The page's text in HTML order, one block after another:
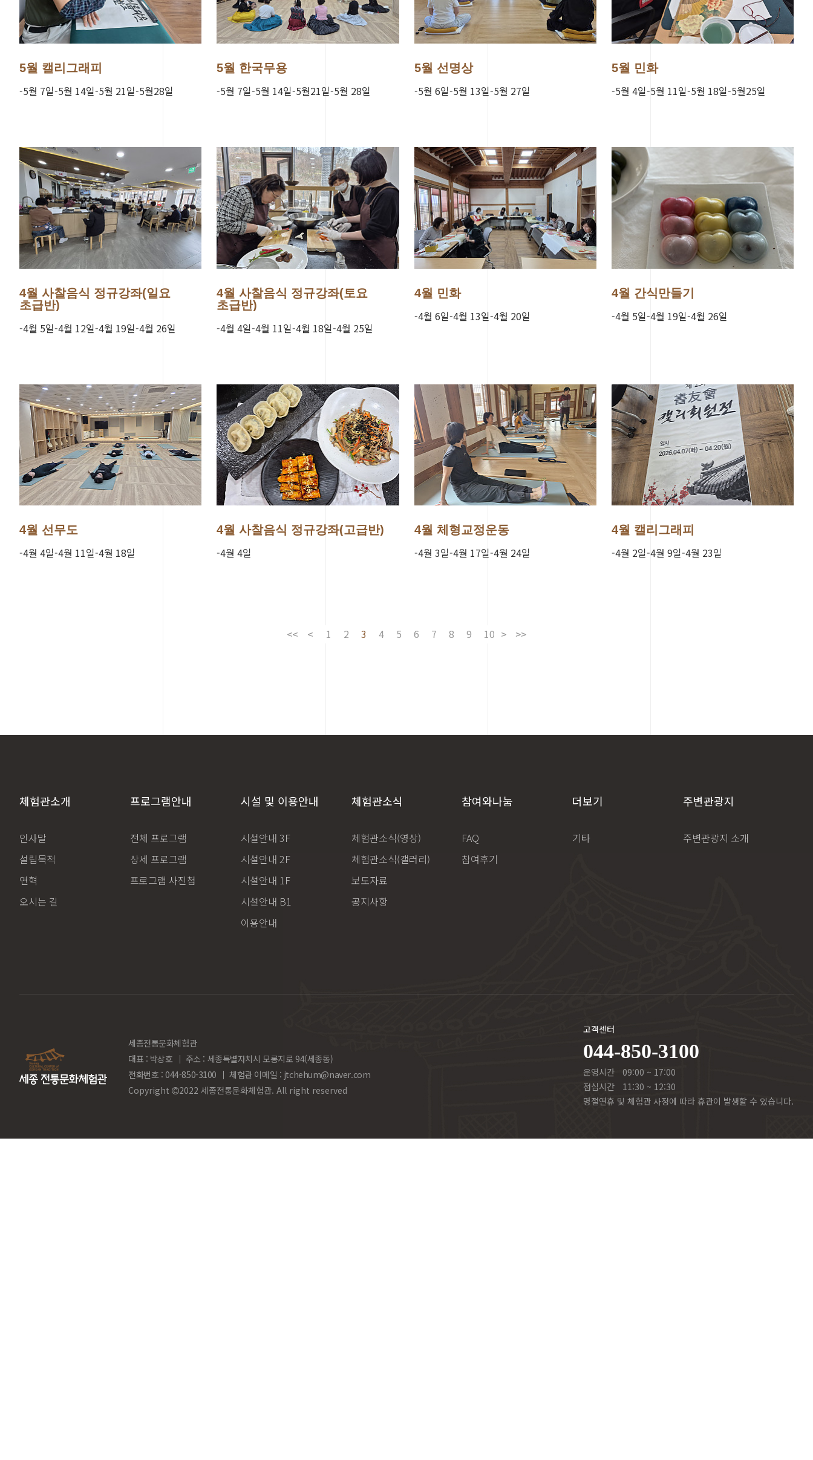
5월 캘리그래피
-5월 7일-5월 14일-5월 21일-5월28일
5월 한국무용
-5월 7일-5월 14일-5월21일-5월 28일
5월 선명상
-5월 6일-5월 13일-5월 27일
5월 민화
-5월 4일-5월 11일-5월 18일-5월25일
4월 사찰음식 정규강좌(일요
초급반)
-4월 5일-4월 12일-4월 19일-4월 26일
4월 사찰음식 정규강좌(토요
초급반)
-4월 4일-4월 11일-4월 18일-4월 25일
4월 민화
-4월 6일-4월 13일-4월 20일
4월 간식만들기
-4월 5일-4월 19일-4월 26일
4월 선무도
-4월 4일-4월 11일-4월 18일
4월 사찰음식 정규강좌(고급반)
-4월 4일
4월 체형교정운동
-4월 3일-4월 17일-4월 24일
4월 캘리그래피
-4월 2일-4월 9일-4월 23일
1 2 3 4 5 6 7 8 9 10
체험관소개
인사말
설립목적
연혁
오시는 길
프로그램안내
전체 프로그램
상세 프로그램
프로그램 사진첩
시설 및 이용안내
시설안내 3F
시설안내 2F
시설안내 1F
시설안내 B1
이용안내
체험관소식
체험관소식(영상)
체험관소식(갤러리)
보도자료
공지사항
참여와나눔
FAQ
참여후기
더보기
기타
주변관광지
주변관광지 소개
세종전통문화체험관
대표 : 박상호
주소 : 세종특별자치시 모롱지로 94(세종동)
전화번호 : 044-850-3100
체험관 이메일 : jtchehum@naver.com
Copyright
2022 세종전통문화체험관. All right reserved
고객센터
044-850-3100
운영시간
09:00 ~ 17:00
점심시간
11:30 ~ 12:30
명절연휴 및 체험관 사정에 따라 휴관이 발생할 수 있습니다.